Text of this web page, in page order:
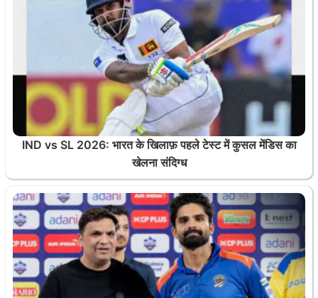
IND vs SL 2026: भारत के खिलाफ़ पहले टेस्ट में कुसल मेंडिस का
खेलना संदिग्ध